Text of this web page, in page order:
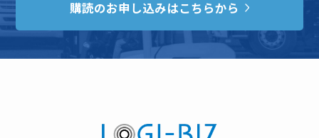
購読のお申し込みはこちらから